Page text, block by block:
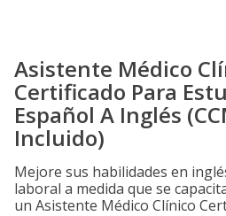
Asistente Médico
Certificado Para
Español A Inglés
Incluido)
Mejore sus habilidades en
laboral a medida que se
un Asistente Médico Clínico